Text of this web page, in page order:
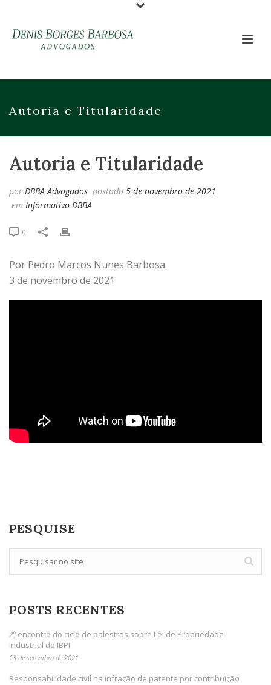
Autoria e Titularidade
Autoria e Titularidade
por DBBA Advogados postado 5 de novembro de 2021
em Informativo DBBA
0
Por Pedro Marcos Nunes Barbosa.
3 de novembro de 2021
PESQUISE
POSTS RECENTES
2º encontro do ciclo de palestras sobre Lei de Propriedade
Industrial do IBPI
13 de setembro de 2021
Responsabilidade civil na infração de patente por contribuição